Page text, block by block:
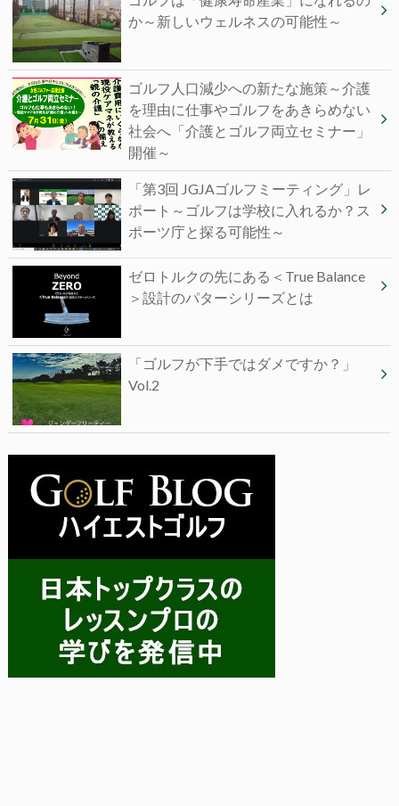
か～新しいウェルネスの可能性～
ゴルフ人口減少への新たな施策～介護
を理由に仕事やゴルフをあきらめない
社会へ「介護とゴルフ両立セミナー」
開催～
「第3回 JGJAゴルフミーティング」レ
ポート～ゴルフは学校に入れるか？ス
ポーツ庁と探る可能性～
ゼロトルクの先にある＜True Balance
＞設計のパターシリーズとは
「ゴルフが下手ではダメですか？」
Vol.2